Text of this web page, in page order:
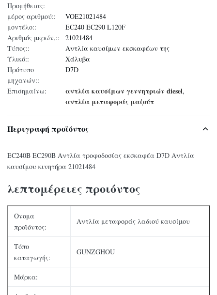
Προμήθειας:
μέρος αριθμού::
VOE21021484
μοντέλο::
EC240 EC290 L120F
Αριθμός μερών,::
21021484
Τύπος::
Αντλία καυσίμων εκσκαφέων της
Υλικό::
Χάλυβα
Πρότυπο
μηχανών::
D7D
Επισημαίνω: αντλία καυσίμων γεννητριών diesel,
αντλία μεταφοράς μαζούτ
Περιγραφή προϊόντος
EC240B EC290B Αντλία τροφοδοσίας εκσκαφέα D7D Αντλία
καυσίμου κινητήρα 21021484
λεπτομέρειες προιόντος
Ονομα
προϊόντος:
Αντλία μεταφοράς λαδιού καυσίμου
Τόπο
καταγωγής:
GUNZGHOU
Μάρκα: